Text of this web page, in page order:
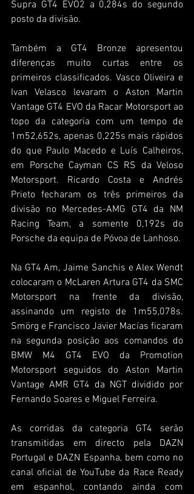
Supra GT4 EVO2 a 0,284s do segundo
posto da divisão.
Também a GT4 Bronze apresentou
diferenças muito curtas entre os
primeiros classificados. Vasco Oliveira e
Ivan Velasco levaram o Aston Martin
Vantage GT4 EVO da Racar Motorsport ao
topo da categoria com um tempo de
1m52,652s, apenas 0,225s mais rápidos
do que Paulo Macedo e Luís Calheiros,
em Porsche Cayman CS RS da Veloso
Motorsport. Ricardo Costa e Andrés
Prieto fecharam os três primeiros da
divisão no Mercedes-AMG GT4 da NM
Racing Team, a somente 0,192s do
Porsche da equipa de Póvoa de Lanhoso.
Na GT4 Am, Jaime Sanchis e Alex Wendt
colocaram o McLaren Artura GT4 da SMC
Motorsport na frente da divisão,
assinando um registo de 1m55,078s.
Smörg e Francisco Javier Macías ficaram
na segunda posição aos comandos do
BMW M4 GT4 EVO da Promotion
Motorsport seguidos do Aston Martin
Vantage AMR GT4 da NGT dividido por
Fernando Soares e Miguel Ferreira.
As corridas da categoria GT4 serão
transmitidas em directo pela DAZN
Portugal e DAZN Espanha, bem como no
canal oficial de YouTube da Race Ready
em espanhol, contando ainda com